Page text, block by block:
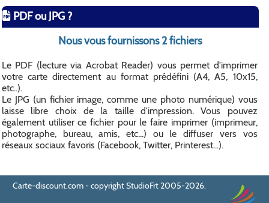
PDF ou JPG ?
Nous vous fournissons 2 fichiers
Le PDF (lecture via Acrobat Reader) vous permet d'imprimer
votre carte directement au format prédéfini (A4, A5, 10x15,
etc..).
Le JPG (un fichier image, comme une photo numérique) vous
laisse libre choix de la taille d'impression. Vous pouvez
également utiliser ce fichier pour le faire imprimer (imprimeur,
photographe, bureau, amis, etc...) ou le diffuser vers vos
réseaux sociaux favoris (Facebook, Twitter, Printerest...).
Carte-discount.com - copyright StudioFrt 2005-2026.